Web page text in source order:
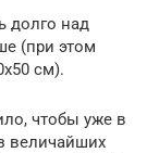
долго над
(при этом
см).
чтобы уже в
величайших